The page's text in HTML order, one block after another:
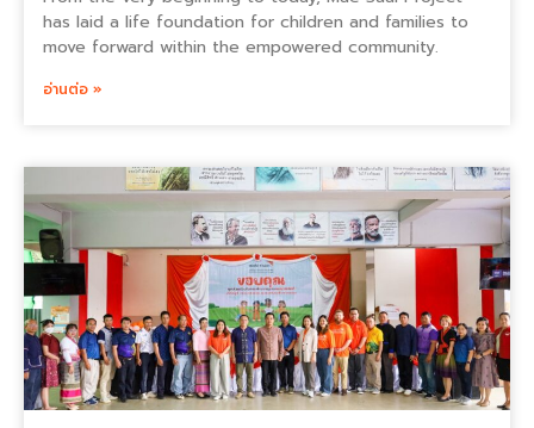
has laid a life foundation for children and families to
move forward within the empowered community.
อ่านต่อ »